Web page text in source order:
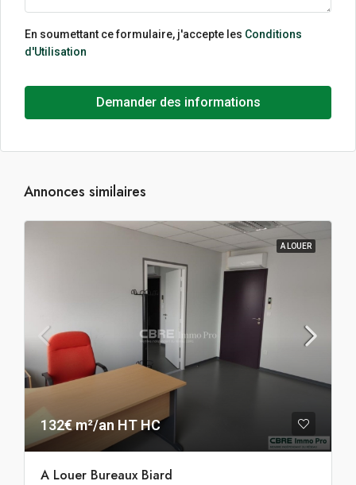
En soumettant ce formulaire, j'accepte les Conditions
d'Utilisation
Demander des informations
Annonces similaires
A LOUER
132€ m²/an HT HC
A Louer Bureaux Biard